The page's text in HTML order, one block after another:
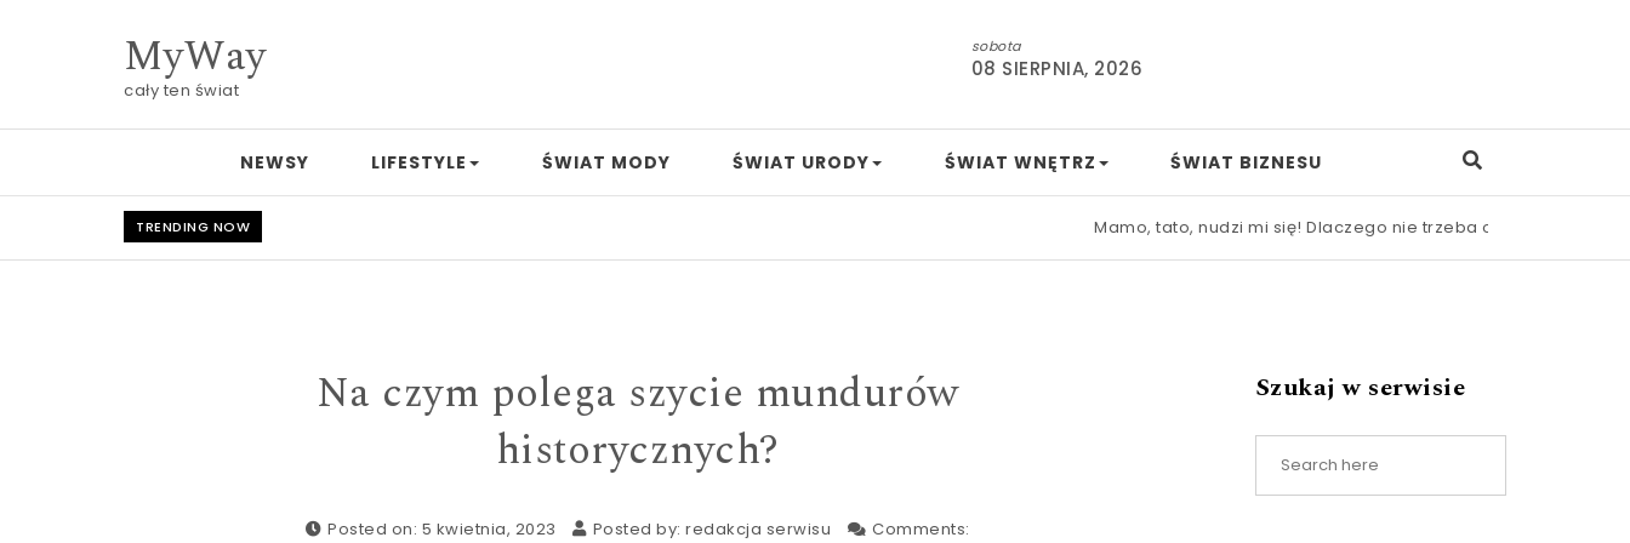
MyWay
cały ten świat
sobota
08 SIERPNIA, 2026
NEWSY LIFESTYLE ŚWIAT MODY ŚWIAT URODY ŚWIAT WNĘTRZ ŚWIAT BIZNESU
TRENDING NOW Mamo, tato, nudzi mi się! Dlaczego nie trzeba od razu ratować
Na czym polega szycie mundurów
historycznych?
Posted on: 5 kwietnia, 2023 Posted by:redakcja serwisu Comments:
Szukaj w serwisie